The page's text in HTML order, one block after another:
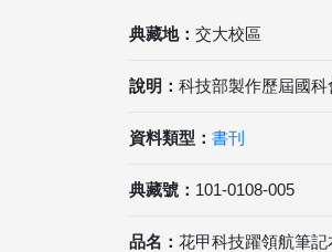
典藏地： 交大校區
說明： 科技部製作歷屆國
資料類型： 書刊
典藏號： 101-0108-005
品名： 花甲科技躍領航筆記